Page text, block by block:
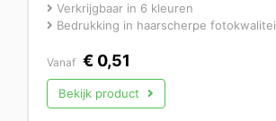
Verkrijgbaar in 6 kleuren
Bedrukking in haarscherpe
Vanaf € 0,51
Bekijk product